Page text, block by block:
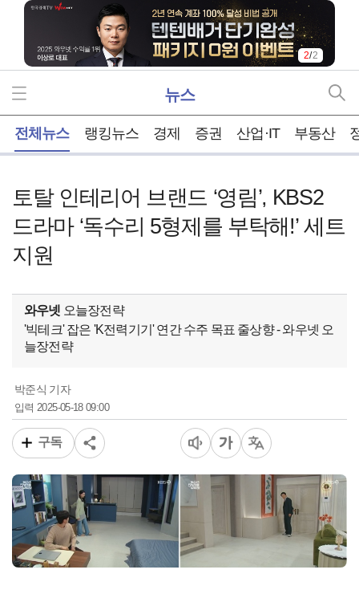
2/2
뉴스
전체뉴스 랭킹뉴스 경제 증권 산업·IT 부동산
토탈 인테리어 브랜드 ‘영림’, KBS2
드라마 ‘독수리 5형제를 부탁해!’ 세트
지원
와우넷 오늘장전략
'빅테크' 잡은 'K전력기기' 연간 수주 목표 줄상향 - 와우넷 오
늘장전략
박준식 기자
입력 2025-05-18 09:00
구독